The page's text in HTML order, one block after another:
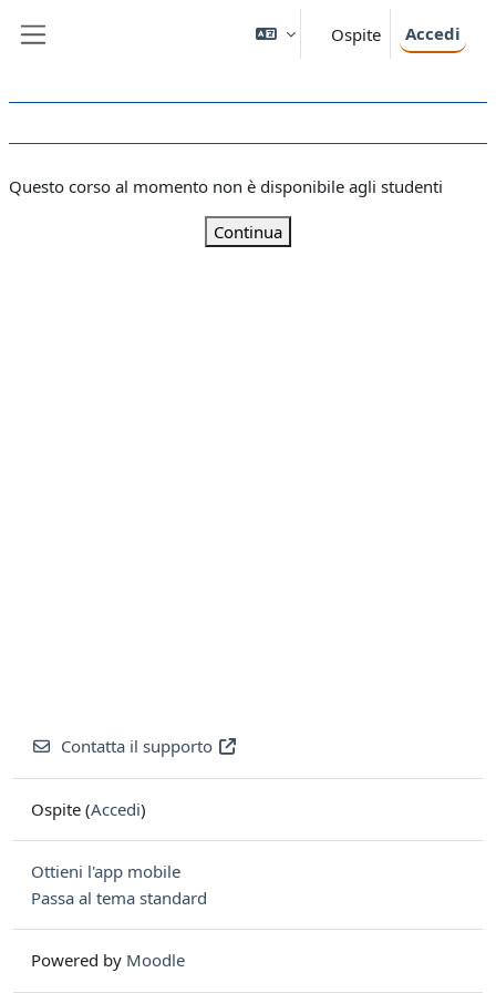
Ospite Accedi
Questo corso al momento non è disponibile agli studenti
Continua
Contatta il supporto
Ospite (Accedi)
Ottieni l'app mobile
Passa al tema standard
Powered by Moodle